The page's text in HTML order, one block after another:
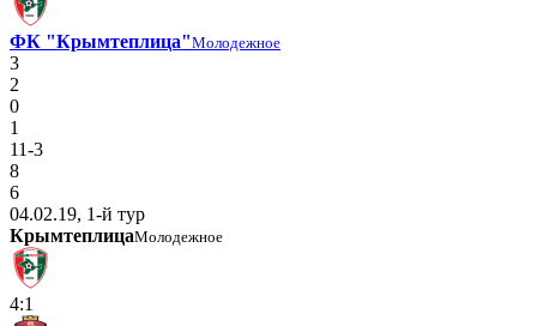
ФК "Крымтеплица"Молодежное
3
2
0
1
11-3
8
6
04.02.19, 1-й тур
КрымтеплицаМолодежное
4:1